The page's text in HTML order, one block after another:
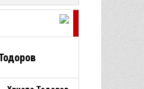
Defensive rebound
3pt jump
P400:45